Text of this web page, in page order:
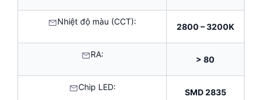
Nhiệt độ màu (CCT):
2800 – 3200K
RA:
> 80
Chip LED:
SMD 2835